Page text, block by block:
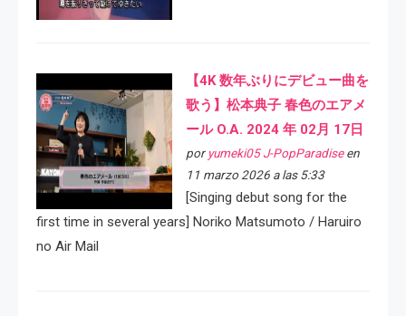
【4K 数年ぶりにデビュー曲を
歌う】松本典子 春色のエアメ
ール O.A. 2024 年 02月 17日
por yumeki05 J-PopParadiseen
11 marzo 2026 a las 5:33
[Singing debut song for the
first time in several years] Noriko Matsumoto / Haruiro
no Air Mail